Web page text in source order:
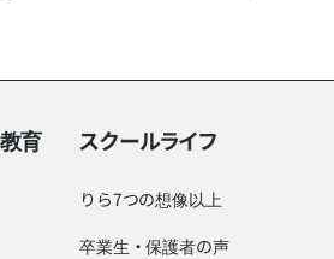
育 スクールライフ
りら7つの想像以上
卒業生・保護者の声